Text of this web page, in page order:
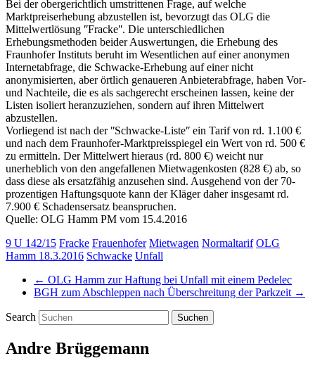
Bei der obergerichtlich umstrittenen Frage, auf welche
Marktpreiserhebung abzustellen ist, bevorzugt das OLG die
Mittelwertlösung ʺFrackeʺ. Die unterschiedlichen
Erhebungsmethoden beider Auswertungen, die Erhebung des
Fraunhofer Instituts beruht im Wesentlichen auf einer anonymen
Internetabfrage, die Schwacke-Erhebung auf einer nicht
anonymisierten, aber örtlich genaueren Anbieterabfrage, haben Vor-
und Nachteile, die es als sachgerecht erscheinen lassen, keine der
Listen isoliert heranzuziehen, sondern auf ihren Mittelwert
abzustellen.
Vorliegend ist nach der ʺSchwacke-Listeʺ ein Tarif von rd. 1.100 €
und nach dem Fraunhofer-Marktpreisspiegel ein Wert von rd. 500 €
zu ermitteln. Der Mittelwert hieraus (rd. 800 €) weicht nur
unerheblich von den angefallenen Mietwagenkosten (828 €) ab, so
dass diese als ersatzfähig anzusehen sind. Ausgehend von der 70-
prozentigen Haftungsquote kann der Kläger daher insgesamt rd.
7.900 € Schadensersatz beanspruchen.
Quelle: OLG Hamm PM vom 15.4.2016
9 U 142/15 Fracke Frauenhofer Mietwagen Normaltarif OLG
Hamm 18.3.2016 Schwacke Unfall
← OLG Hamm zur Haftung bei Unfall mit einem Pedelec
BGH zum Abschleppen nach Überschreitung der Parkzeit →
Search
Andre Brüggemann